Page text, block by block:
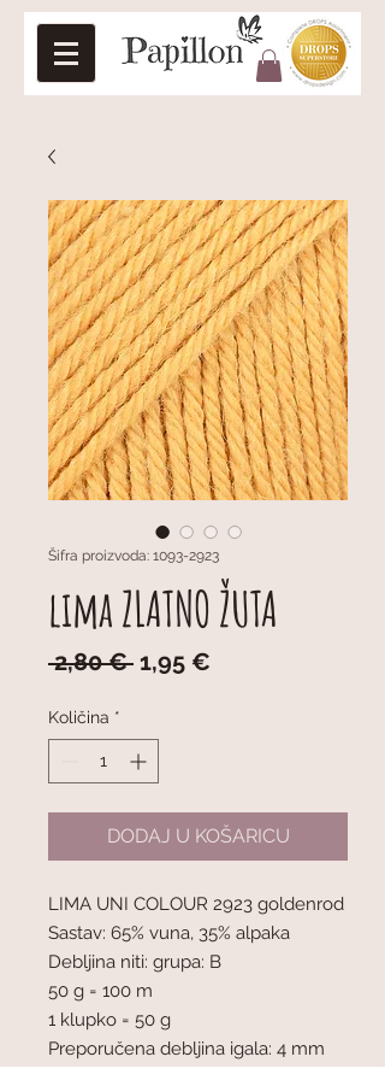
Šifra proizvoda: 1093-2923
lima ZLATNO ŽUTA
2,80 € Redovna
1,95 €
Količina *
DODAJ U KOŠARICU
LIMA UNI COLOUR 2923 goldenrod
Sastav: 65% vuna, 35% alpaka
Debljina niti: grupa: B
50 g = 100 m
1 klupko = 50 g
Preporučena debljina igala: 4 mm